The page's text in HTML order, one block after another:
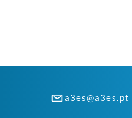
a3es@a3es.pt